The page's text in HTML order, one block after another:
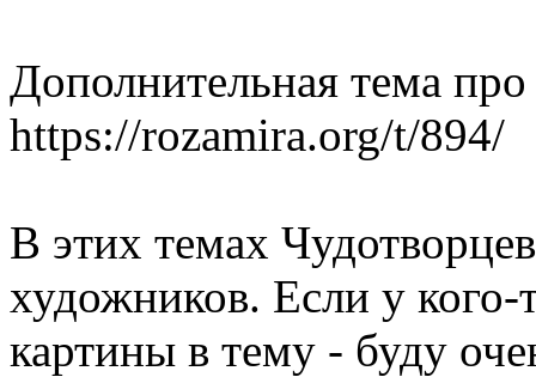
Дополнительная тема
https://rozamira.org/t/894/
В этих темах
художников. Если у
картины в тему - буду